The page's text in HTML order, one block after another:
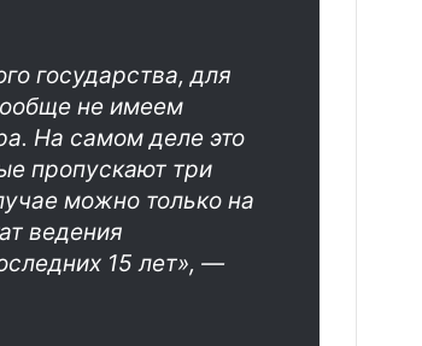
государства, для
не имеем
На самом деле это
пропускают три
можно только на
ведения
15 лет», —